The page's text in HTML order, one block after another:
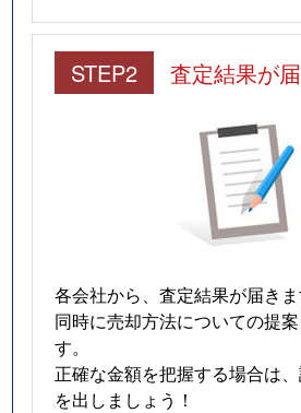
STEP2 査定結果が届
各会社から、査定結果が届きま
同時に売却方法についての提
す。
正確な金額を把握する場合は
を出しましょう！